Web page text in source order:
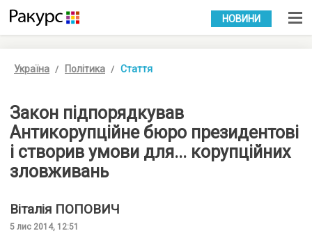
УКР РУС
НОВИНИ
Україна Політика Стаття
Закон підпорядкував
Антикорупційне бюро президентові
і створив умови для... корупційних
зловживань
Віталія ПОПОВИЧ
5 лис 2014, 12:51